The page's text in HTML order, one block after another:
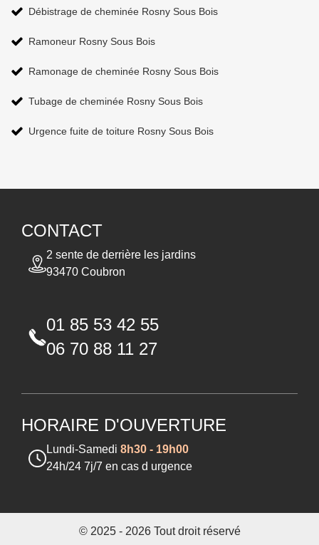
Débistrage de cheminée Rosny Sous Bois
Ramoneur Rosny Sous Bois
Ramonage de cheminée Rosny Sous Bois
Tubage de cheminée Rosny Sous Bois
Urgence fuite de toiture Rosny Sous Bois
CONTACT
2 sente de derrière les jardins
93470 Coubron
01 85 53 42 55
06 70 88 11 27
HORAIRE D'OUVERTURE
Lundi-Samedi 8h30 - 19h00
24h/24 7j/7 en cas d urgence
© 2025 - 2026 Tout droit réservé